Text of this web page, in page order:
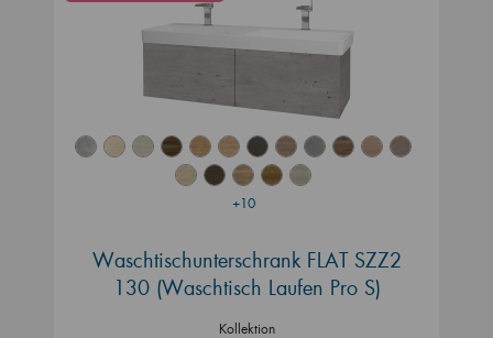
+10
Waschtischunterschrank FLAT SZZ2
130 (Waschtisch Laufen Pro S)
Kollektion